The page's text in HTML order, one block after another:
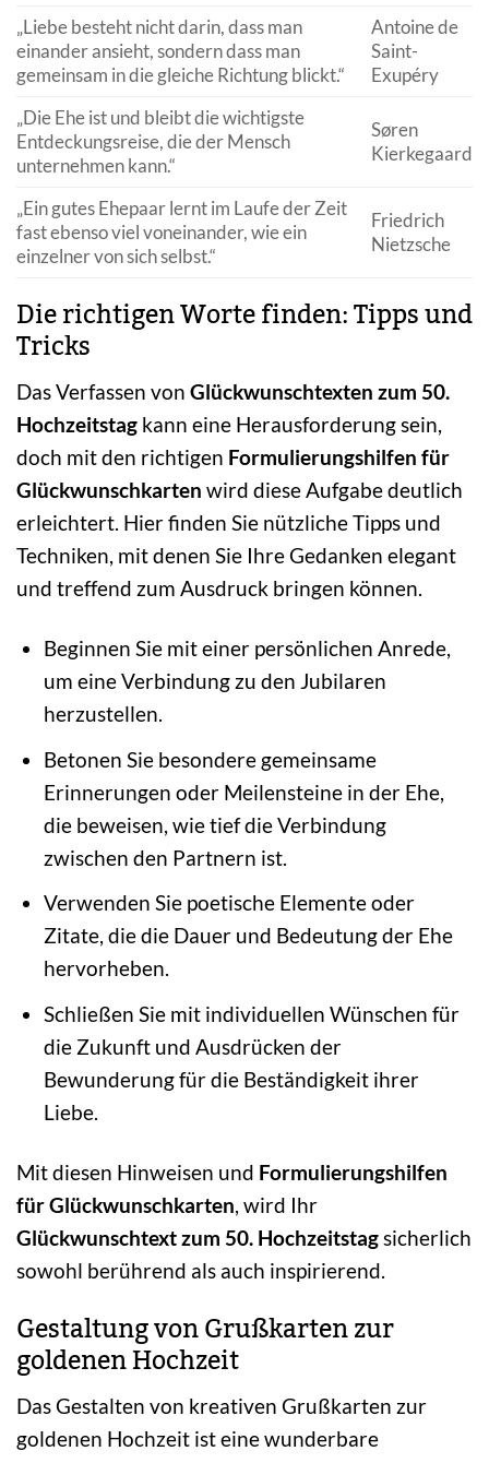
„Liebe besteht nicht darin, dass man
einander ansieht, sondern dass man
gemeinsam in die gleiche Richtung blickt.“
Antoine de
Saint-
Exupéry
„Die Ehe ist und bleibt die wichtigste
Entdeckungsreise, die der Mensch
unternehmen kann.“
Søren
Kierkegaard
„Ein gutes Ehepaar lernt im Laufe der Zeit
fast ebenso viel voneinander, wie ein
einzelner von sich selbst.“
Friedrich
Nietzsche
Die richtigen Worte finden: Tipps und
Tricks
Das Verfassen von Glückwunschtexten zum 50.
Hochzeitstag kann eine Herausforderung sein,
doch mit den richtigen Formulierungshilfen für
Glückwunschkarten wird diese Aufgabe deutlich
erleichtert. Hier finden Sie nützliche Tipps und
Techniken, mit denen Sie Ihre Gedanken elegant
und treffend zum Ausdruck bringen können.
Beginnen Sie mit einer persönlichen Anrede,
um eine Verbindung zu den Jubilaren
herzustellen.
Betonen Sie besondere gemeinsame
Erinnerungen oder Meilensteine in der Ehe,
die beweisen, wie tief die Verbindung
zwischen den Partnern ist.
Verwenden Sie poetische Elemente oder
Zitate, die die Dauer und Bedeutung der Ehe
hervorheben.
Schließen Sie mit individuellen Wünschen für
die Zukunft und Ausdrücken der
Bewunderung für die Beständigkeit ihrer
Liebe.
Mit diesen Hinweisen und Formulierungshilfen
für Glückwunschkarten, wird Ihr
Glückwunschtext zum 50. Hochzeitstagsicherlich
sowohl berührend als auch inspirierend.
Gestaltung von Grußkarten zur
goldenen Hochzeit
Das Gestalten von kreativen Grußkarten zur
goldenen Hochzeit ist eine wunderbare